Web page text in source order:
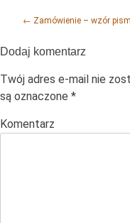
Post navigation
← Zamówienie – wzór
Dodaj komentarz
Twój adres e-mail nie
są oznaczone *
Komentarz